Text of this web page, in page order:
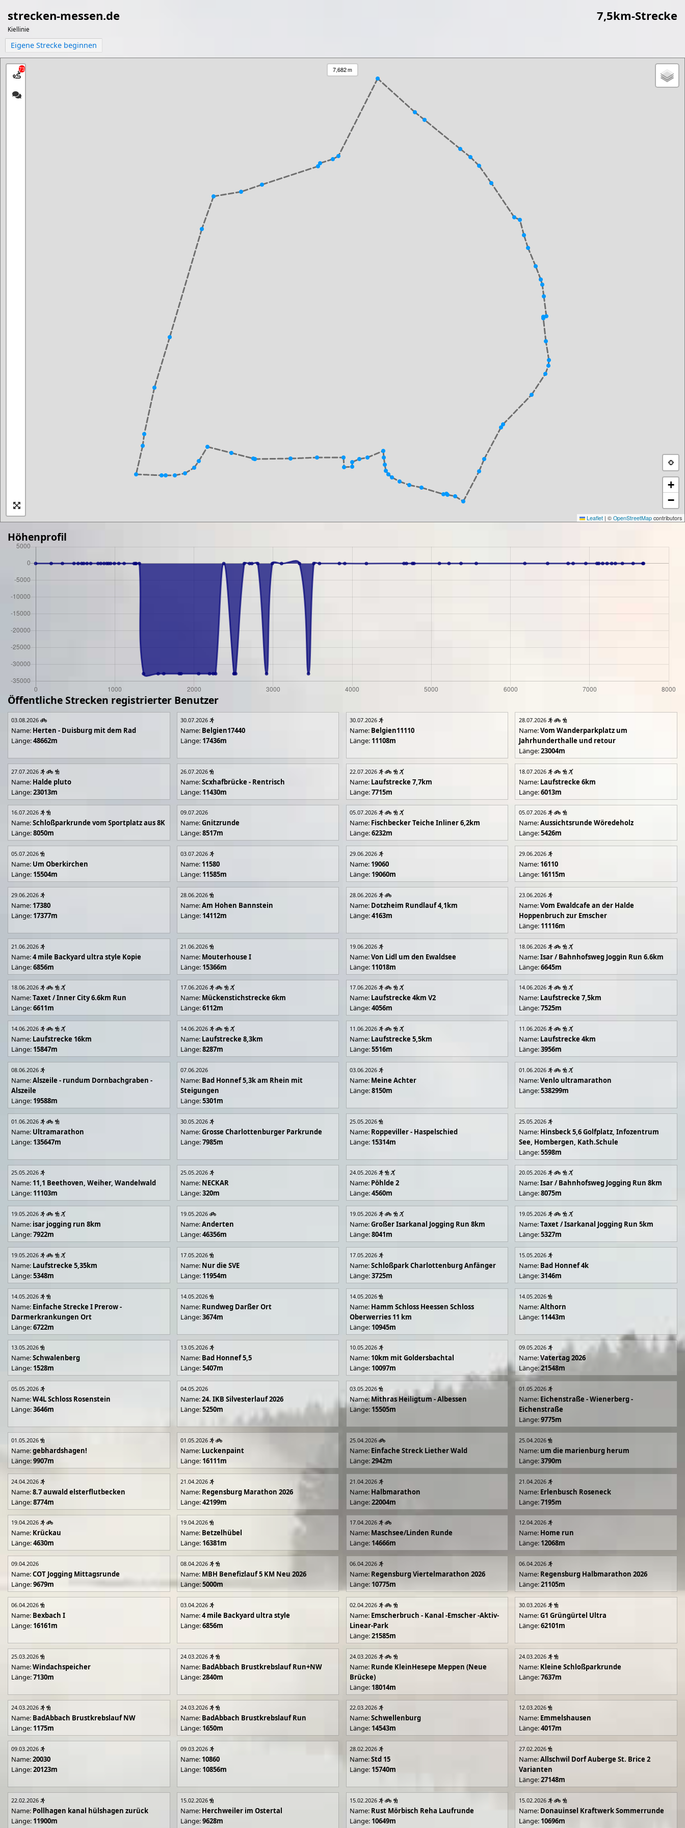
strecken-messen.de 7,5km-Strecke
Kiellinie
Eigene Strecke beginnen
73 7,682 m
+
−
Leaflet | © OpenStreetMap contributors
Höhenprofil
Öffentliche Strecken registrierter Benutzer
03.08.2026
Name: Herten - Duisburg mit dem Rad
Länge:48662m
30.07.2026
Name: Belgien17440
Länge: 17436m
30.07.2026
Name: Belgien11110
Länge: 11108m
28.07.2026
Name:Vom Wanderparkplatz um
Jahrhunderthalle und retour
Länge:23004m
27.07.2026
Name: Halde pluto
Länge:23013m
26.07.2026
Name:Scxhafbrücke - Rentrisch
Länge: 11430m
22.07.2026
Name: Laufstrecke 7,7km
Länge:7715m
18.07.2026
Name: Laufstrecke 6km
Länge:6013m
16.07.2026
Name:Schloßparkrunde vom Sportplatz aus 8K
Länge:8050m
09.07.2026
Name:Gnitzrunde
Länge:8517m
05.07.2026
Name: Fischbecker Teiche Inliner 6,2km
Länge:6232m
05.07.2026
Name:Aussichtsrunde Wöredeholz
Länge:5426m
05.07.2026
Name: Um Oberkirchen
Länge: 15504m
03.07.2026
Name: 11580
Länge: 11585m
29.06.2026
Name: 19060
Länge: 19060m
29.06.2026
Name: 16110
Länge: 16115m
29.06.2026
Name: 17380
Länge: 17377m
28.06.2026
Name:Am Hohen Bannstein
Länge: 14112m
28.06.2026
Name: Dotzheim Rundlauf 4,1km
Länge:4163m
23.06.2026
Name:Vom Ewaldcafe an der Halde
Hoppenbruch zur Emscher
Länge: 11116m
21.06.2026
Name:4 mile Backyard ultra style Kopie
Länge:6856m
21.06.2026
Name: Mouterhouse I
Länge: 15366m
19.06.2026
Name:Von Lidl um den Ewaldsee
Länge: 11018m
18.06.2026
Name:Isar / Bahnhofsweg Joggin Run 6.6km
Länge:6645m
18.06.2026
Name:Taxet / Inner City 6.6km Run
Länge:6611m
17.06.2026
Name: Mückenstichstrecke 6km
Länge:6112m
17.06.2026
Name: Laufstrecke 4km V2
Länge:4056m
14.06.2026
Name: Laufstrecke 7,5km
Länge:7525m
14.06.2026
Name: Laufstrecke 16km
Länge: 15847m
14.06.2026
Name: Laufstrecke 8,3km
Länge:8287m
11.06.2026
Name: Laufstrecke 5,5km
Länge:5516m
11.06.2026
Name: Laufstrecke 4km
Länge:3956m
08.06.2026
Name:Alszeile - rundum Dornbachgraben -
Alszeile
Länge: 19588m
07.06.2026
Name: Bad Honnef 5,3k am Rhein mit
Steigungen
Länge:5301m
03.06.2026
Name: Meine Achter
Länge:8150m
01.06.2026
Name:Venlo ultramarathon
Länge:538299m
01.06.2026
Name: Ultramarathon
Länge: 135647m
30.05.2026
Name:Grosse Charlottenburger Parkrunde
Länge:7985m
25.05.2026
Name: Roppeviller - Haspelschied
Länge: 15314m
25.05.2026
Name: Hinsbeck 5,6 Golfplatz, Infozentrum
See, Hombergen, Kath.Schule
Länge:5598m
25.05.2026
Name: 11,1 Beethoven, Weiher, Wandelwald
Länge: 11103m
25.05.2026
Name: NECKAR
Länge:320m
24.05.2026
Name: Pöhlde 2
Länge:4560m
20.05.2026
Name:Isar / Bahnhofsweg Jogging Run 8km
Länge:8075m
19.05.2026
Name: isar jogging run 8km
Länge:7922m
19.05.2026
Name:Anderten
Länge:46356m
19.05.2026
Name:Großer Isarkanal Jogging Run 8km
Länge:8041m
19.05.2026
Name:Taxet / Isarkanal Jogging Run 5km
Länge:5327m
19.05.2026
Name: Laufstrecke 5,35km
Länge:5348m
17.05.2026
Name: Nur die SVE
Länge: 11954m
17.05.2026
Name:Schloßpark Charlottenburg Anfänger
Länge:3725m
15.05.2026
Name: Bad Honnef 4k
Länge:3146m
14.05.2026
Name: Einfache Strecke I Prerow -
Darmerkrankungen Ort
Länge:6722m
14.05.2026
Name: Rundweg Darßer Ort
Länge:3674m
14.05.2026
Name: Hamm Schloss Heessen Schloss
Oberwerries 11 km
Länge: 10945m
14.05.2026
Name:Althorn
Länge: 11443m
13.05.2026
Name:Schwalenberg
Länge: 1528m
13.05.2026
Name: Bad Honnef 5,5
Länge:5407m
10.05.2026
Name: 10km mit Goldersbachtal
Länge: 10097m
09.05.2026
Name:Vatertag 2026
Länge:21548m
05.05.2026
Name:W4L Schloss Rosenstein
Länge:3646m
04.05.2026
Name:24. IKB Silvesterlauf 2026
Länge:5250m
03.05.2026
Name:Mithras Heiligtum - Albessen
Länge: 15505m
01.05.2026
Name: Eichenstraße - Wienerberg -
Eichenstraße
Länge:9775m
01.05.2026
Name:gebhardshagen!
Länge:9907m
01.05.2026
Name: Luckenpaint
Länge: 16111m
25.04.2026
Name: Einfache Streck Liether Wald
Länge:2942m
25.04.2026
Name: um die marienburg herum
Länge:3790m
24.04.2026
Name:8.7 auwald elsterflutbecken
Länge:8774m
21.04.2026
Name: Regensburg Marathon 2026
Länge:42199m
21.04.2026
Name: Halbmarathon
Länge:22004m
21.04.2026
Name: Erlenbusch Roseneck
Länge:7195m
19.04.2026
Name: Krückau
Länge:4630m
19.04.2026
Name: Betzelhübel
Länge: 16381m
17.04.2026
Name: Maschsee/Linden Runde
Länge: 14666m
12.04.2026
Name: Home run
Länge: 12068m
09.04.2026
Name:COT Jogging Mittagsrunde
Länge:9679m
08.04.2026
Name: MBH Benefizlauf 5 KM Neu 2026
Länge:5000m
06.04.2026
Name: Regensburg Viertelmarathon 2026
Länge: 10775m
06.04.2026
Name: Regensburg Halbmarathon 2026
Länge:21105m
06.04.2026
Name: Bexbach I
Länge: 16161m
03.04.2026
Name:4 mile Backyard ultra style
Länge:6856m
02.04.2026
Name: Emscherbruch - Kanal -Emscher -Aktiv-
Linear-Park
Länge:21585m
30.03.2026
Name:G1 Grüngürtel Ultra
Länge:62101m
25.03.2026
Name:Windachspeicher
Länge:7130m
24.03.2026
Name: BadAbbach Brustkrebslauf Run+NW
Länge:2840m
24.03.2026
Name: Runde KleinHesepe Meppen (Neue
Brücke)
Länge: 18014m
24.03.2026
Name: Kleine Schloßparkrunde
Länge:7637m
24.03.2026
Name: BadAbbach Brustkrebslauf NW
Länge: 1175m
24.03.2026
Name: BadAbbach Brustkrebslauf Run
Länge: 1650m
22.03.2026
Name:Schwellenburg
Länge: 14543m
12.03.2026
Name: Emmelshausen
Länge:4017m
09.03.2026
Name:20030
Länge:20123m
09.03.2026
Name: 10860
Länge: 10856m
28.02.2026
Name:Std 15
Länge: 15740m
27.02.2026
Name:Allschwil Dorf Auberge St. Brice 2
Varianten
Länge:27148m
22.02.2026
Name: Pollhagen kanal hülshagen zurück
Länge: 11900m
15.02.2026
Name: Herchweiler im Ostertal
Länge:9628m
15.02.2026
Name: Rust Mörbisch Reha Laufrunde
Länge: 10649m
15.02.2026
Name: Donauinsel Kraftwerk Sommerrunde
Länge: 10696m